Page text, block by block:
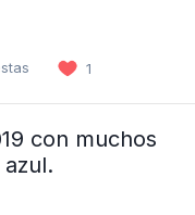
1
con muchos